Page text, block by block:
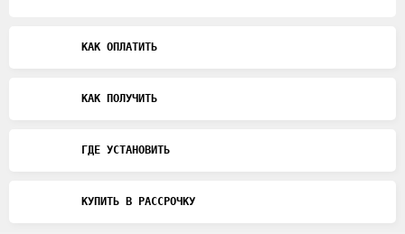
КАК ОПЛАТИТЬ
КАК ПОЛУЧИТЬ
ГДЕ УСТАНОВИТЬ
КУПИТЬ В РАССРОЧКУ